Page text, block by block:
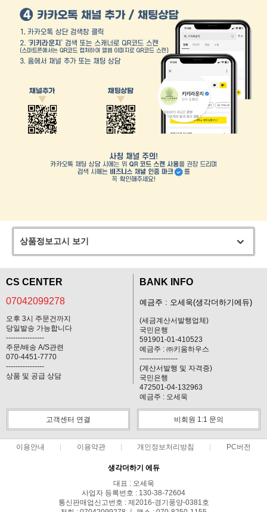
상품정보고시 보기
CS CENTER
07042099278
오후 3시 주문건까지
당일발송 가능합니다
----------------
주문/배송 A/S관련
070-4451-7770
----------------
상품 및 공급 상담
BANK INFO
예금주 : 오세욱(생각더하기에듀)
(세금계산서발행업체)
국민은행
591901-01-410523
예금주 : ㈜키움하우스
----------------
(계산서발행 및 자격증)
국민은행
472501-04-132963
예금주 : 오세욱
고객센터 연결 비회원 1:1 문의
이용안내 이용약관 개인정보처리방침 PC버전
생각더하기 에듀
대표 : 오세욱
사업자 등록번호 : 130-38-72604
통신판매업신고번호 : 제2016-경기풍양-0381호